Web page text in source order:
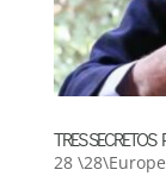
TRES
28